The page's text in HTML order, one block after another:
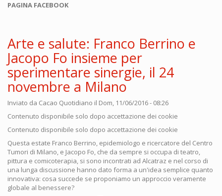
PAGINA FACEBOOK
Arte e salute: Franco Berrino e
Jacopo Fo insieme per
sperimentare sinergie, il 24
novembre a Milano
Inviato da Cacao Quotidiano il Dom, 11/06/2016 - 08:26
Contenuto disponibile solo dopo accettazione dei cookie
Contenuto disponibile solo dopo accettazione dei cookie
Questa estate Franco Berrino, epidemiologo e ricercatore del Centro
Tumori di Milano, e Jacopo Fo, che da sempre si occupa di teatro,
pittura e comicoterapia, si sono incontrati ad Alcatraz e nel corso di
una lunga discussione hanno dato forma a un'idea semplice quanto
innovativa: cosa succede se proponiamo un approccio veramente
globale al benessere?